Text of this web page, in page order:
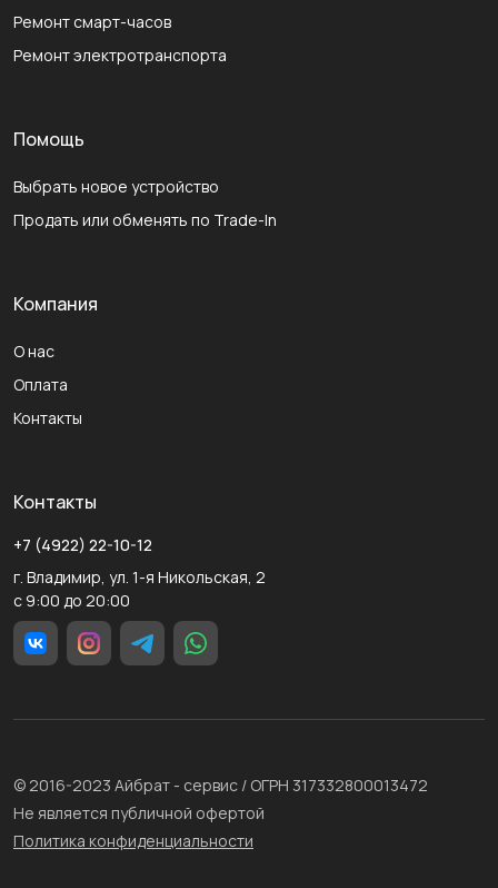
Ремонт смарт-часов
Ремонт электротранспорта
Помощь
Выбрать новое устройство
Продать или обменять по Trade-In
Компания
О нас
Оплата
Контакты
Контакты
+7 (4922) 22-10-12
г. Владимир, ул. 1-я Никольская, 2
с 9:00 до 20:00
© 2016-2023 Айбрат - сервис / ОГРН 317332800013472
Не является публичной офертой
Политика конфиденциальности